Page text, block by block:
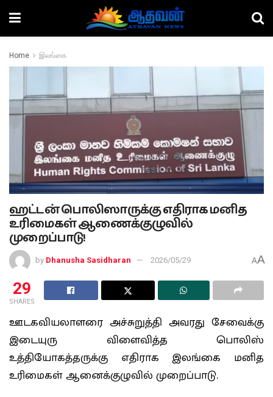
Home இலங்கை
ஹட்டன் பொலிஸாருக்கு எதிராக மனித
உரிமைகள் ஆணைக்குழுவில்
முறைப்பாடு!
by Dhanusha Sasidharan 2026/05/29 AA
29
SHARES
ஊடகவியலாளரை அச்சுறுத்தி அவரது சேவைக்கு
இடையுரு விளைவித்த பொலிஸ்
உத்தியோகத்தருக்கு எதிராக இலங்கை மனித
உரிமைகள் ஆனைக்குழுவில் முறைப்பாடு.